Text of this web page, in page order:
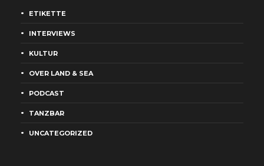
ETIKETTE
INTERVIEWS
KULTUR
OVER LAND & SEA
PODCAST
TANZBAR
UNCATEGORIZED